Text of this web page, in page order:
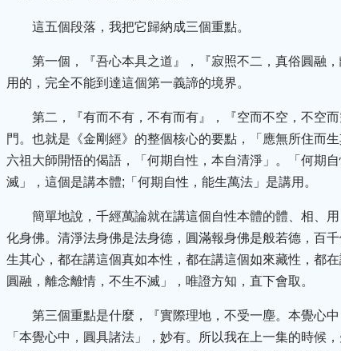
這五個段落，我把它歸納成三個重點。
第一個，『吾心本具之道』，『寂照不二，真俗圓融
用的，完全不能到達這個第一義諦的境界。
第二，『有而不有，不有而有』，『空而不空，不空
門。也就是《金剛經》的整個核心的要點，「應無所住而
六祖大師開悟的偈語，「何期自性，本自清淨」。「何期
滅」，這個是講本體;「何期自性，能生萬法」是講用。
簡單地說，千經萬論就在講這個自性本體的體、相、
化身佛。清淨法身佛是法身德，圓滿報身佛是般若德，百
生其心，都在講這個真如本性，都在講這個如來藏性，都
圓融，離念離情，不生不滅」，唯證方知，直下會取。
第三個重點是什麼，『實際理地，不受一塵。本覺心
「本覺心中，圓具諸法」，妙有。所以我在上一集的時候